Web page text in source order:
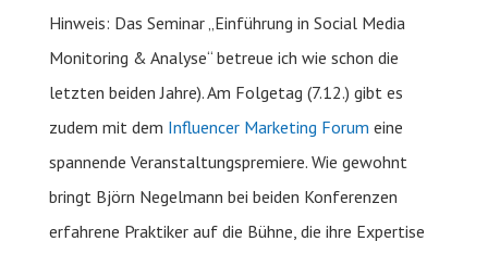
Hinweis: Das Seminar „Einführung in Social Media
Monitoring & Analyse“ betreue ich wie schon die
letzten beiden Jahre). Am Folgetag (7.12.) gibt es
zudem mit dem Influencer Marketing Forum eine
spannende Veranstaltungspremiere. Wie gewohnt
bringt Björn Negelmann bei beiden Konferenzen
erfahrene Praktiker auf die Bühne, die ihre Expertise